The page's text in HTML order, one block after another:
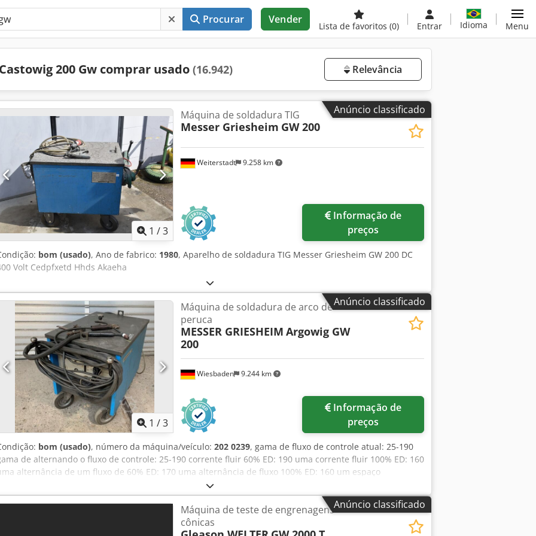
Procurar Vender
Lista de favoritos (0) Entrar Idioma Menu
Castowig 200 Gw comprar usado (16.942) Relevância
Anúncio classificado
1 /3
Weiterstadt 9.258 km
Máquina de soldadura TIG
Messer Griesheim GW 200
preços
bom (usado), Ano de fabrico: 1980, Aparelho de soldadura TIG Messer Griesheim GW 200 DC
Volt Cedpfxetd Hhds Akaeha
Anúncio classificado
1 /3
Wiesbaden 9.244 km
Máquina de soldadura de arco de
peruca
MESSER GRIESHEIM Argowig GW
200
preços
bom (usado), número da máquina/veículo: 202 0239, gama de fluxo de controle atual: 25-190
de alternando o fluxo de controle: 25-190 corrente fluir 60% ED: 190 uma corrente fluir 100% ED: 160
alternância de um fluxo de 60% ED: 170 uma alternância de fluxo 100% ED: 160 um espaço
necessário: 1200 x 600 x 800 mm peso: 300 kg Chjdpfx Akjcvbu Reaea
Anúncio classificado
Máquina de teste de engrenagens
cônicas